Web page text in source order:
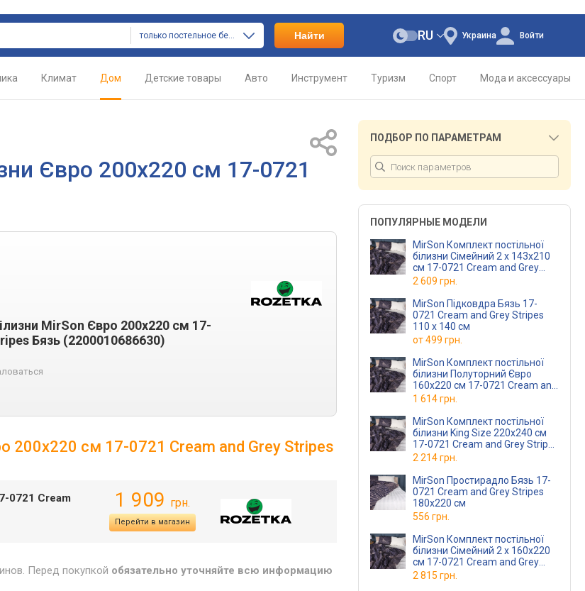
только постельное белье Найти Украина
RU Войти
Климат Дом Детские товары Авто Инструмент Туризм Спорт Мода и аксессуары
Євро 200х220 см 17-0721
MirSon Євро 200х220 см 17-
Бязь (2200010686630)
200х220 см 17-0721 Cream and Grey Stripes
0721 Cream
1 909 грн.
Перейти в магазин
Перед покупкой обязательно уточняйте всю информацию
ПОДБОР ПО ПАРАМЕТРАМ
ПОПУЛЯРНЫЕ МОДЕЛИ
MirSon Комплект постільної
білизни Сімейний 2 х 143x210
см 17-0721 Cream and Grey
Stripes Бязь
2 609 грн.
MirSon Підковдра Бязь 17-
0721 Cream and Grey Stripes
110 x 140 см
от499 грн.
MirSon Комплект постільної
білизни Полуторний Євро
160х220 см 17-0721 Cream and
Grey Stripes Бязь
1 614 грн.
MirSon Комплект постільної
білизни King Size 220х240 см
17-0721 Cream and Grey Stripes
Бязь
2 214 грн.
MirSon Простирадло Бязь 17-
0721 Cream and Grey Stripes
180x220 см
556 грн.
MirSon Комплект постільної
білизни Сімейний 2 х 160x220
см 17-0721 Cream and Grey
Stripes Бязь
2 815 грн.